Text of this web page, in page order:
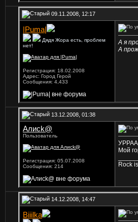
09.11.2008, 12:17
|Puma|
Дядя Жора есть, проблем
нет!
Регистрация: 18.02.2008
Адрес: Город Герой
Сообщения: 4,433
А я
А
13.12.2008, 01:38
Алисk@
Пользователь
Регистрация: 05.07.2008
Сообщения: 214
Мой
Rock
14.12.2008, 14:47
Biiilka